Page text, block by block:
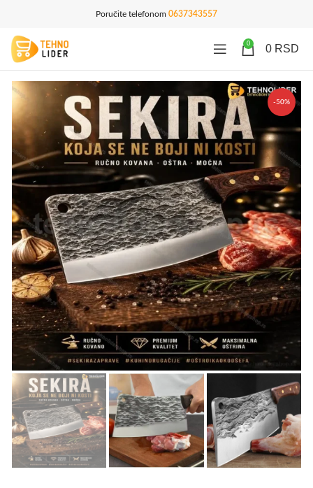
Poručite telefonom 0637343557
0 0 RSD
-50%